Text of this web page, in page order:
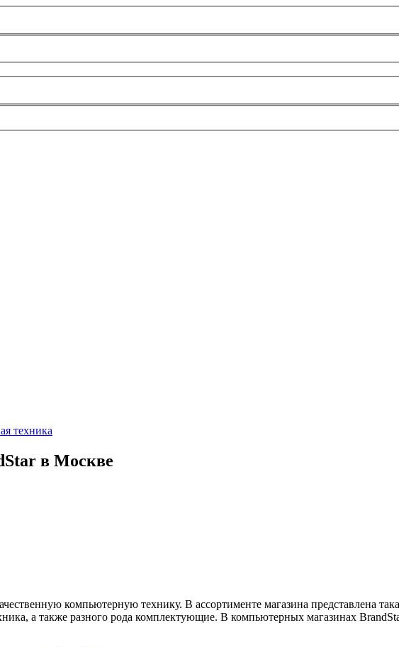
техника
в Москве
компьютерную технику. В ассортименте магазина представлена
а также разного рода комплектующие. В компьютерных магазинах